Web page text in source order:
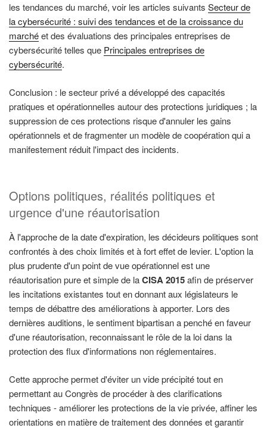
les tendances du marché, voir les articles suivants Secteur de
la cybersécurité : suivi des tendances et de la croissance du
marchéet des évaluations des principales entreprises de
cybersécurité telles que Principales entreprises de
cybersécurité.
Conclusion : le secteur privé a développé des capacités
pratiques et opérationnelles autour des protections juridiques ; la
suppression de ces protections risque d'annuler les gains
opérationnels et de fragmenter un modèle de coopération qui a
manifestement réduit l'impact des incidents.
Options politiques, réalités politiques et
urgence d'une réautorisation
À l'approche de la date d'expiration, les décideurs politiques sont
confrontés à des choix limités et à fort effet de levier. L'option la
plus prudente d'un point de vue opérationnel est une
réautorisation pure et simple de laCISA 2015afin de préserver
les incitations existantes tout en donnant aux législateurs le
temps de débattre des améliorations à apporter. Lors des
dernières auditions, le sentiment bipartisan a penché en faveur
d'une réautorisation, reconnaissant le rôle de la loi dans la
protection des flux d'informations non réglementaires.
Cette approche permet d'éviter un vide précipité tout en
permettant au Congrès de procéder à des clarifications
techniques - améliorer les protections de la vie privée, affiner les
orientations en matière de traitement des données et garantir